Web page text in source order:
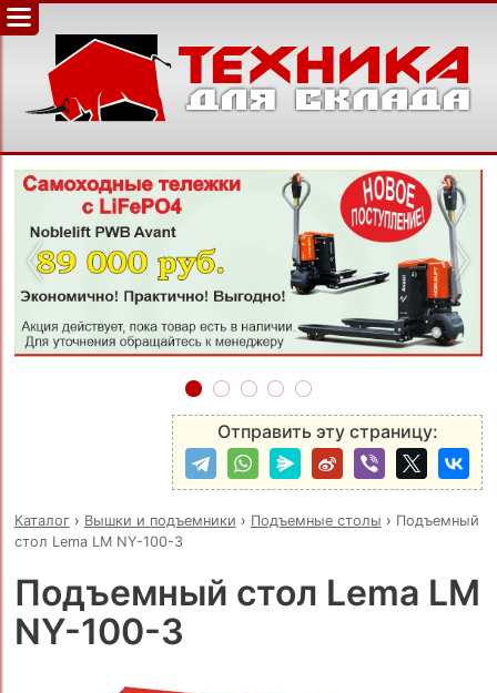
‹ ›
Отправить эту страницу:
Каталог› Вышки и подъемники › Подъемные столы › Подъемный
стол Lema LM NY-100-3
Подъемный стол Lema LM
NY-100-3